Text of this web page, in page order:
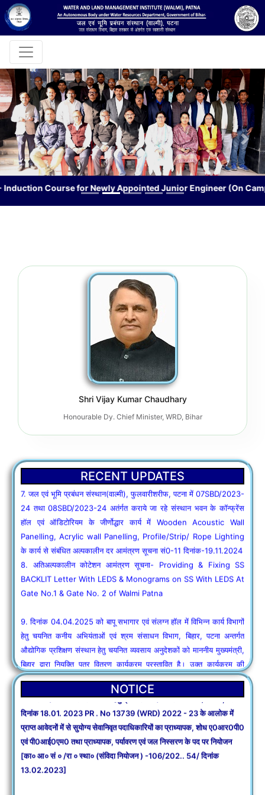
Previous Next
for Newly Appointed Junior Engineer (On Campus
Shri Vijay Kumar Chaudhary
Honourable Dy. Chief Minister, WRD, Bihar
RECENT UPDATES
Taking oath on the occasion of 15th National Voters Day at
WALMI, PATNA.
Tender
1. Carpet cleaning work in Library Room in the Institute
Building of WALMI, Patna.
2. Supply and Installation of goods related to different
networks for setting up network in Library, Committee
Room, Faculty Room, Xerox Machine Room in the Institute
Building of WALMI, Patna.
3. Invitation of quotation for INTERNET LEASED LINE
CONNECTION for institute building at WALMI, Patna.
auditorium for institute building at WALMI, Patna.
5. Very short term quotation invitation notice for the work
of supply of 850 dinner set gift packs to be given as gifts to
the officers/employees posted/working in Water Resources
Department, Bihar Secretariat and Walmi Patna on the
occasion of Diwali/Chhath festival.
6. जल एवं भूमि प्रबंधन संस्थान(वाल्मी), फुलवारीशरीफ, पटना में
07SBD/2023-24 तथा 08SBD/2023-24 अतंर्गत कराये जा रहे संस्थान
भवन के कॉन्फ्रेंस हॉल एवं ऑडिटोरियम के जीर्णोद्धार कार्य में Wooden
Acoustic Wall Panelling, Acrylic wall Panelling, Profile/Strip/
Rope Lighting के कार्य से संबंधित अल्पकालीन दर आमंत्रण सूचना सं0-08
दिनांक-07.10.2024 को निदेशक(मुख्य अभियंता), वाल्मी, पटना के आदेशानुसार
7. जल एवं भूमि प्रबंधन संस्थान(वाल्मी), फुलवारीशरीफ, पटना में 07SBD/2023-
24 तथा 08SBD/2023-24 अतंर्गत कराये जा रहे संस्थान भवन के कॉन्फ्रेंस
हॉल एवं ऑडिटोरियम के जीर्णोद्धार कार्य में Wooden Acoustic Wall
Panelling, Acrylic wall Panelling, Profile/Strip/ Rope Lighting
के कार्य से संबंधित अल्पकालीन दर आमंत्रण सूचना सं0-11 दिनांक-19.11.2024
8. अतिअल्पकालीन कोटेशन आमंत्रण सूचना- Providing & Fixing SS
BACKLIT Letter With LEDS & Monograms on SS With LEDS At
Gate No.1 & Gate No. 2 of Walmi Patna
9. दिनांक 04.04.2025 को बापू सभागार एवं संलग्न हाॅल में विभिन्न कार्य विभागों
बिहार द्वारा नियुक्ति पत्र वितरण कार्यक्रम प्रस्तावित है। उक्त कार्यक्रम की
व्यवस्था हेतु योग्य, अनुभवी फर्मो/संस्थाओं से द्विलिफाफा पद्धति(तकनीकी बिड तथा
वित्तीय बिड अलग-अलग लिफाफा में बन्द कर) कोटेशन आमंत्रित किए जाते है।
10. दिनांक 04.02.2025 को मुख्यमंत्री सचिवालय, संवाद कक्ष मेें चिन्हित
अभ्यर्थियो (कनीय अभियंताओं) तथा जल एवं भूमि प्रबंधन संस्थान(वाल्मी),
फुलवारीशरीफ, पटना में जल संसाधन विभाग के लिए चयनित अभ्यर्थियों (कनीय
अभियंताओं) को नियुक्ति पत्र वितरण कार्यक्रम प्रस्तावित है। उक्त कार्यक्रम की
व्यवस्था हेतु योग्य, अनुभवी फर्मो/संस्थाओं से द्विलिफाफा पद्धति (तकनीकी बिड तथा
वित्तीय बिड अलग-अलग लिफाफा में बंद कर) कोटेशन आमंत्रित किए जाते है।
NOTICE
13 Feb
2023
संविदा के आधार पर नियोजन हेतु प्रकाशित विज्ञापन संख्या -०1 / वाल्मी , पटना
दिनांक 18.01. 2023 PR . No 13739 (WRD) 2022 - 23 के आलोक में
प्राप्त आवेदनों में से सुयोग्य सेवानिवृत पदाधिकारियों का प्राध्यापक, शोध ए0आर0पी0
एवं पी0आई0एम0 तथा प्राध्यापक, पर्यावरण एवं जल निस्सरण के पद पर नियोजन
[का० आ० सं ० /रा ० स्था० (संविदा नियोजन ) -106/202.. 54/ दिनांक